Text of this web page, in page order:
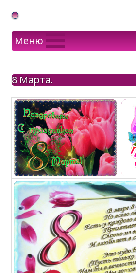
Gif Открытки в подарок
Меню
8 Марта.